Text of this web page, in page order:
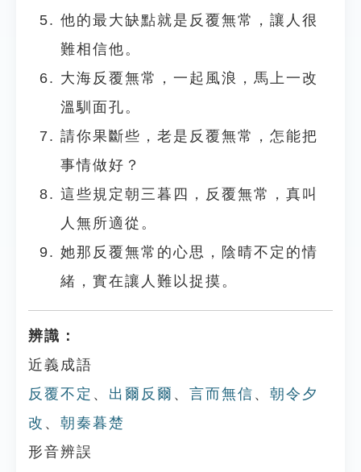
他的最大缺點就是反覆無常，讓人很
難相信他。
大海反覆無常，一起風浪，馬上一改
溫馴面孔。
請你果斷些，老是反覆無常，怎能把
事情做好？
這些規定朝三暮四，反覆無常，真叫
人無所適從。
她那反覆無常的心思，陰晴不定的情
緒，實在讓人難以捉摸。
辨識：
近義成語
反覆不定 、 出爾反爾 、 言而無信 、 朝令夕
改 、 朝秦暮楚
形音辨誤